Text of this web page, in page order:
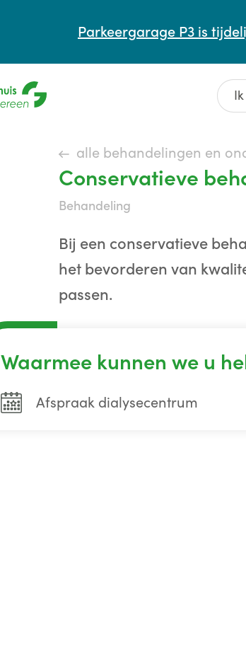
Parkeergarage P3 is
alle behandelingen en
Conservatieve
behandeling
Bij een conservatieve
het bevorderen van
passen.
Waarmee kunnen we u
Afspraak dialysecentrum